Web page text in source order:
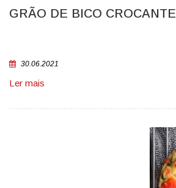
GRÃO DE BICO CROCANTE
30.06.2021
Ler mais